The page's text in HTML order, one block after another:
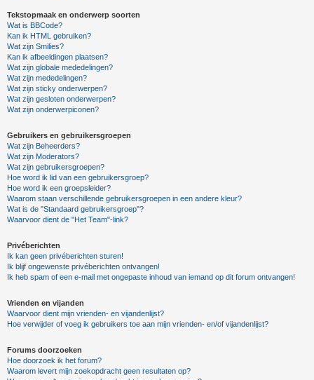
Tekstopmaak en onderwerp soorten
Wat is BBCode?
Kan ik HTML gebruiken?
Wat zijn Smilies?
Kan ik afbeeldingen plaatsen?
Wat zijn globale mededelingen?
Wat zijn mededelingen?
Wat zijn sticky onderwerpen?
Wat zijn gesloten onderwerpen?
Wat zijn onderwerpiconen?
Gebruikers en gebruikersgroepen
Wat zijn Beheerders?
Wat zijn Moderators?
Wat zijn gebruikersgroepen?
Hoe word ik lid van een gebruikersgroep?
Hoe word ik een groepsleider?
Waarom staan verschillende gebruikersgroepen in een andere kleur?
Wat is de "Standaard gebruikersgroep"?
Waarvoor dient de "Het Team"-link?
Privéberichten
Ik kan geen privéberichten sturen!
Ik blijf ongewenste privéberichten ontvangen!
Ik heb spam of een e-mail met ongepaste inhoud van iemand op dit forum ontvangen!
Vrienden en vijanden
Waarvoor dient mijn vrienden- en vijandenlijst?
Hoe verwijder of voeg ik gebruikers toe aan mijn vrienden- en/of vijandenlijst?
Forums doorzoeken
Hoe doorzoek ik het forum?
Waarom levert mijn zoekopdracht geen resultaten op?